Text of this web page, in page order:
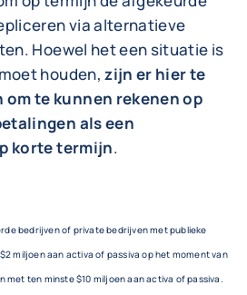
via alternatieve
Hoewel het een situatie is
houden,zijn er hier te
om te kunnen rekenen op
als een
korte termijn.
bedrijven of private bedrijven met publieke
miljoen aan activa of passiva op het moment van
met ten minste $10 miljoen aan activa of passiva.